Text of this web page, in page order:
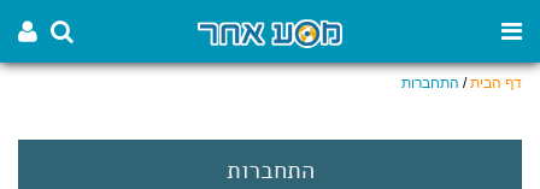
דף הבית/ התחברות
התחברות